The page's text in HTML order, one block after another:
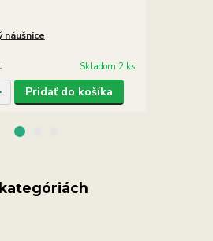
Skladom 2 ks
Pridať do košíka